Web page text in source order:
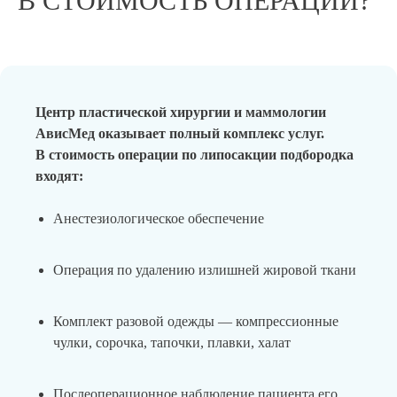
Центр пластической хирургии и маммологии
АвисМед оказывает полный комплекс услуг.
В стоимость операции по липосакции подбородка
входят:
Анестезиологическое обеспечение
Операция по удалению излишней жировой ткани
Комплект разовой одежды — компрессионные
чулки, сорочка, тапочки, плавки, халат
Послеоперационное наблюдение пациента его